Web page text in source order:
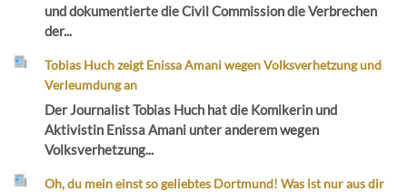
und dokumentierte die Civil Commission die Verbrechen
der...
Tobias Huch zeigt Enissa Amani wegen Volksverhetzung und
Verleumdung an
Der Journalist Tobias Huch hat die Komikerin und
Aktivistin Enissa Amani unter anderem wegen
Volksverhetzung...
Oh, du mein einst so geliebtes Dortmund! Was ist nur aus dir